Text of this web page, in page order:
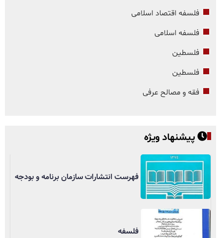
فلسفه اقتصاد اسلامی
فلسفه اسلامی
فلسطین
فلسطین
فقه و مصالح عرفی
پیشنهاد ویژه
فهرست انتشارات سازمان برنامه و بودجه
فلسفه